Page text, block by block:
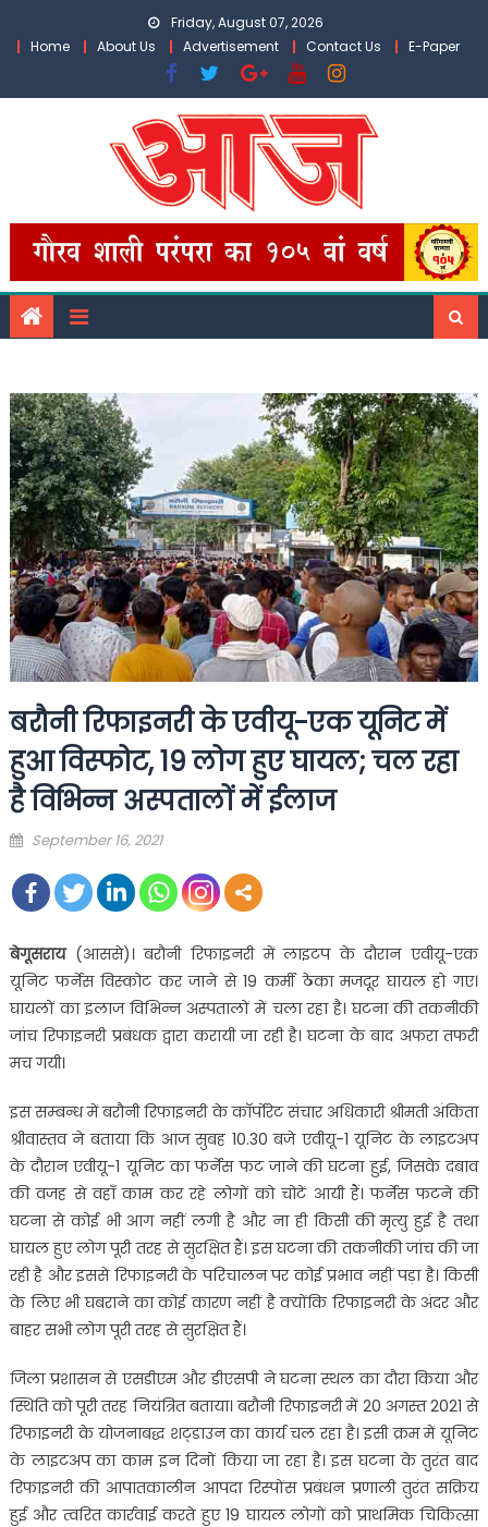
Friday, August 07, 2026
Home
About Us Advertisement Contact Us E-Paper
बरौनी रिफाइनरी के एवीयू-एक यूनिट में
हुआ विस्फोट, 19 लोग हुए घायल; चल रहा
है विभिन्न अस्पतालों में ईलाज
Posted
September 16, 2021
बेगूसराय(आससे)। बरौनी रिफाइनरी में लाइटप के दौरान एवीयू-एक
यूनिट फर्नेस विस्कोट कर जाने से 19 कर्मी ठेका मजदूर घायल हो गए।
घायलों का इलाज विभिन्न अस्पतालों में चला रहा है। घटना की तकनीकी
जांच रिफाइनरी प्रबंधक द्वारा करायी जा रही है। घटना के बाद अफरा तफरी
मच गयी।
इस सम्बन्ध में बरौनी रिफाइनरी के काॅर्पोरेट संचार अधिकारी श्रीमती अंकिता
श्रीवास्तव ने बताया कि आज सुबह 10.30 बजे एवीयू-1 यूनिट के लाइटअप
के दौरान एवीयू-1 यूनिट का फर्नेस फट जाने की घटना हुई, जिसके दबाव
की वजह से वहाँ काम कर रहे लोगों को चोटें आयी हैं। फर्नेस फटने की
घटना से कोई भी आग नहीं लगी है और ना ही किसी की मृत्यु हुई है तथा
घायल हुए लोग पूरी तरह से सुरक्षित हैं। इस घटना की तकनीकी जांच की जा
रही है और इससे रिफाइनरी के परिचालन पर कोई प्रभाव नहीं पड़ा है। किसी
के लिए भी घबराने का कोई कारण नहीं है क्योंकि रिफाइनरी के अंदर और
बाहर सभी लोग पूरी तरह से सुरक्षित हैं।
जिला प्रशासन से एसडीएम और डीएसपी ने घटना स्थल का दौरा किया और
स्थिति को पूरी तरह नियंत्रित बताया। बरौनी रिफाइनरी में 20 अगस्त 2021 से
रिफाइनरी के योजनाबद्ध शट्डाउन का कार्य चल रहा है। इसी क्रम में यूनिट
के लाइटअप का काम इन दिनों किया जा रहा है। इस घटना के तुरंत बाद
रिफाइनरी की आपातकालीन आपदा रिस्पोंस प्रबंधन प्रणाली तुरंत सक्रिय
हुई और त्वरित कार्रवाई करते हुए 19 घायल लोगों को प्राथमिक चिकित्सा